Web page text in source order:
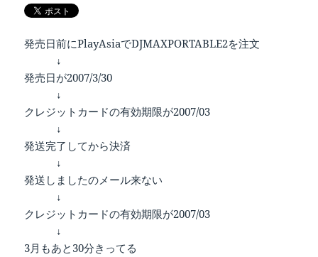
発売日前にPlayAsiaでDJMAXPORTABLE2を注文
↓
発売日が2007/3/30
↓
クレジットカードの有効期限が2007/03
↓
発送完了してから決済
↓
発送しましたのメール来ない
↓
クレジットカードの有効期限が2007/03
↓
3月もあと30分きってる